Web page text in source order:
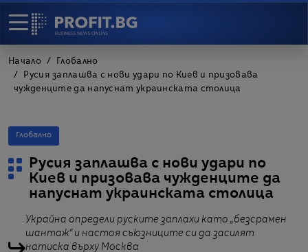
Начало
Глобално
Русия заплашва с нови удари по Киев и призовава
чужденците да напуснат украинската столица
Глобално
Русия заплашва с нови удари по
Киев и призовава чужденците да
напуснат украинската столица
Украйна определи руските заплахи като „безсрамен
шантаж“ и настоя съюзниците си да засилят
натиска върху Москва